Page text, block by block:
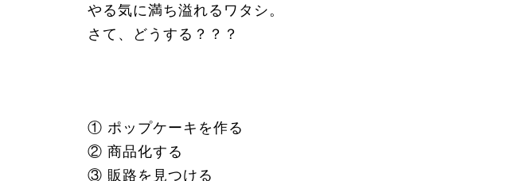
やる気に満ち溢れるワタシ。
さて、どうする？？？
① ポップケーキを作る
② 商品化する
③ 販路を見つける